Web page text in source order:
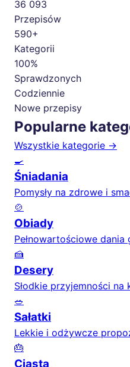
36 093
Przepisów
590+
Kategorii
100%
Sprawdzonych
Codziennie
Nowe przepisy
Popularne
Wszystkie kategorie →
🍳
Śniadania
Pomysły na zdrowe i
🍲
Obiady
Pełnowartościowe dania
🍰
Desery
Słodkie przyjemności na
🥗
Sałatki
Lekkie i odżywcze
🎂
Ciasta